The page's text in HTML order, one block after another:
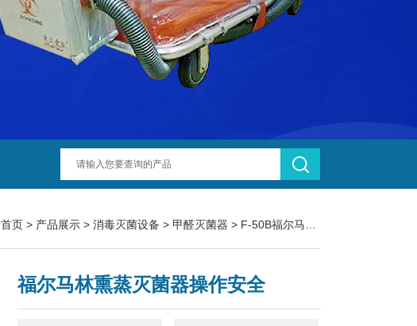
首页 > 产品展示 > 消毒灭菌设备 > 甲醛灭菌器 > F-50B福尔马林熏蒸灭菌器操作安全
福尔马林熏蒸灭菌器操作安全